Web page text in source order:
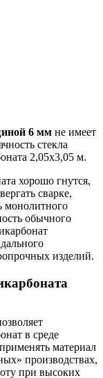
6 мм не имеет
стекла
2,05х3,05 м.
хорошо гнутся,
сварке,
монолитного
обычного
изделий.
в среде
материал
производствах,
при высоких